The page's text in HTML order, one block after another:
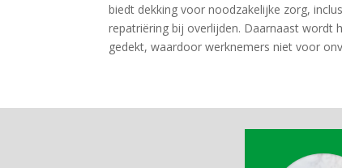
biedt dekking voor noodzakelijke zorg,
repatriëring bij overlijden. Daarnaast wordt
gedekt, waardoor werknemers niet voor